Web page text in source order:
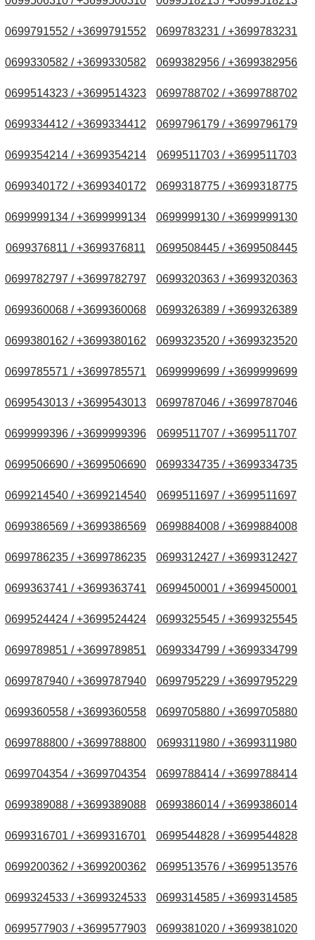
0699791552 / +3699791552 0699783231 / +3699783231
0699330582 / +3699330582 0699382956 / +3699382956
0699514323 / +3699514323 0699788702 / +3699788702
0699334412 / +3699334412 0699796179 / +3699796179
0699354214 / +3699354214 0699511703 / +3699511703
0699340172 / +3699340172 0699318775 / +3699318775
0699999134 / +3699999134 0699999130 / +3699999130
0699376811 / +3699376811 0699508445 / +3699508445
0699782797 / +3699782797 0699320363 / +3699320363
0699360068 / +3699360068 0699326389 / +3699326389
0699380162 / +3699380162 0699323520 / +3699323520
0699785571 / +3699785571 0699999699 / +3699999699
0699543013 / +3699543013 0699787046 / +3699787046
0699999396 / +3699999396 0699511707 / +3699511707
0699506690 / +3699506690 0699334735 / +3699334735
0699214540 / +3699214540 0699511697 / +3699511697
0699386569 / +3699386569 0699884008 / +3699884008
0699786235 / +3699786235 0699312427 / +3699312427
0699363741 / +3699363741 0699450001 / +3699450001
0699524424 / +3699524424 0699325545 / +3699325545
0699789851 / +3699789851 0699334799 / +3699334799
0699787940 / +3699787940 0699795229 / +3699795229
0699360558 / +3699360558 0699705880 / +3699705880
0699788800 / +3699788800 0699311980 / +3699311980
0699704354 / +3699704354 0699788414 / +3699788414
0699389088 / +3699389088 0699386014 / +3699386014
0699316701 / +3699316701 0699544828 / +3699544828
0699200362 / +3699200362 0699513576 / +3699513576
0699324533 / +3699324533 0699314585 / +3699314585
0699577903 / +3699577903 0699381020 / +3699381020